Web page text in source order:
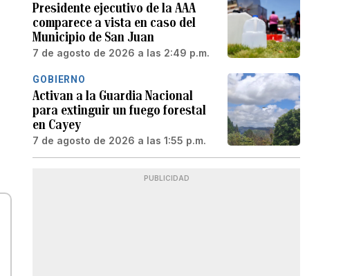
Presidente ejecutivo de la AAA
comparece a vista en caso del
Municipio de San Juan
7 de agosto de 2026 a las 2:49 p.m.
GOBIERNO
Activan a la Guardia Nacional
para extinguir un fuego forestal
en Cayey
7 de agosto de 2026 a las 1:55 p.m.
PUBLICIDAD